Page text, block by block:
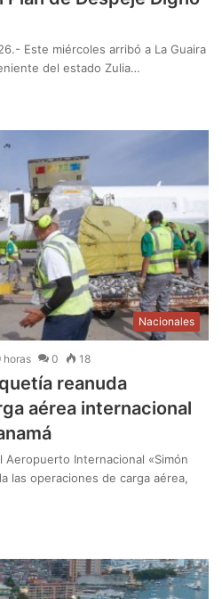
Este miércoles arribó a La Guaira
del estado Zulia…
Nacionales
horas 0 18
reanuda
aérea internacional
Internacional «Simón
las operaciones de carga aérea,